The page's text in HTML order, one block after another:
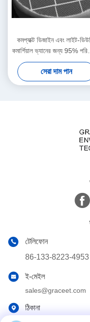
কমপ্যাক্ট ডিজাইন এবং লাইট-
কমার্শিয়াল ভ্যানের জন্য 95%
হার ডিপিএফ
সেরা দাম পান
টেলিফোন
86-133-8223-4953
ই-মেইল
sales@graceet.com
ঠিকানা